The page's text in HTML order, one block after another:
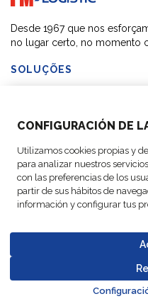
CONFIGURACIÓN DE
Utilizamos cookies propias y
para analizar nuestros
con las preferencias de los
partir de sus hábitos de
información y configurar tus
Desde 1967 que nos
no lugar certo, no momento
SOLUÇÕES
ACTIVIDADES
SIGA-NOS
Logistic, 2026 de cookies